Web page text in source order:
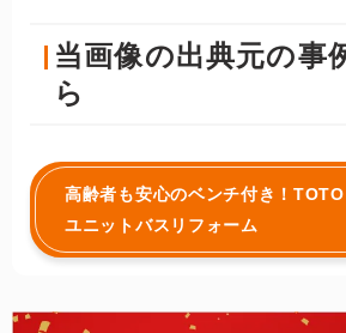
当画像の出典元の事
ら
高齢者も安心のベンチ付き！
ユニットバスリフォーム